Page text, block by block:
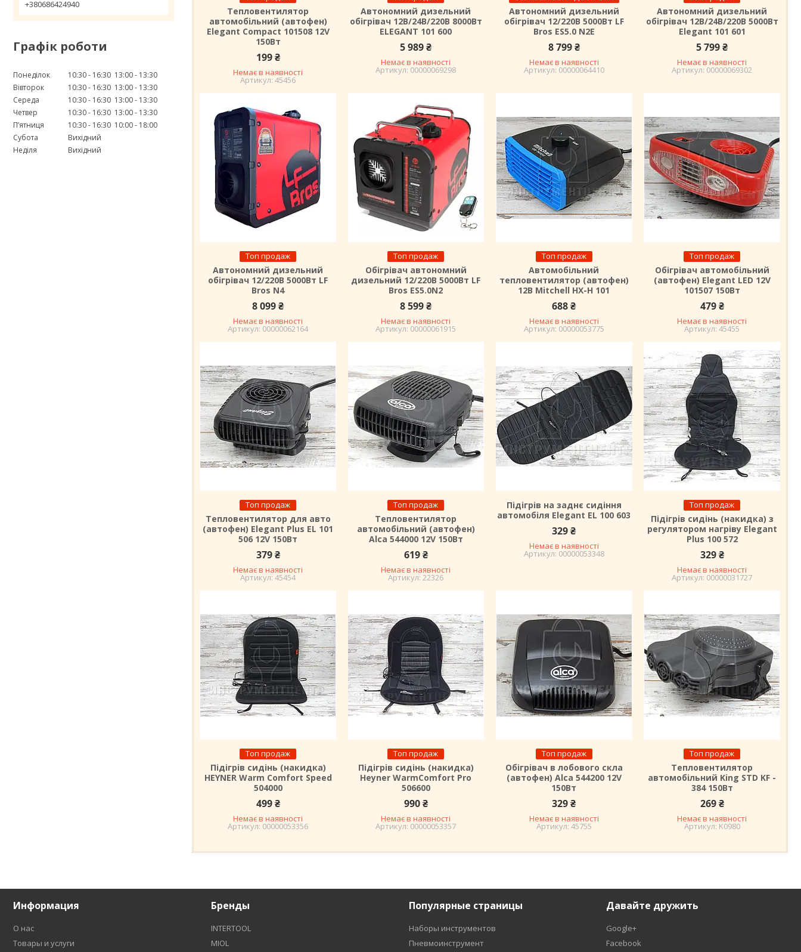
+380686424940
Графік роботи
Понеділок 10:30 16:30 13:00
13:30
Вівторок
10:30 16:30 13:00
13:30
Середа
10:30 16:30 13:00
13:30
Четвер
10:30 16:30 13:00
13:30
Пʼятниця
10:30 16:30 10:00
18:00
Субота
Вихідний
Неділя
Вихідний
Тепловентилятор
автомобільний (автофен)
Elegant Compact 101508 12V
150Вт
199 ₴
Немає в наявності
45456
Автономний дизельний
обігрівач 12В/24В/220В 8000Вт
ELEGANT 101 600
5 989 ₴
Немає в наявності
00000069298
Автономний дизельний
обігрівач 12/220В 5000Вт LF
Bros ES5.0 N2E
8 799 ₴
Немає в наявності
00000064410
Автономний дизельний
обігрівач 12В/24В/220В 5000Вт
Elegant 101 601
5 799 ₴
Немає в наявності
00000069302
Топ продаж
Автономний дизельний
обігрівач 12/220B 5000Вт LF
Bros N4
8 099 ₴
Немає в наявності
00000062164
Топ продаж
Обігрівач автономний
дизельний 12/220В 5000Вт LF
Bros ES5.0N2
8 599 ₴
Немає в наявності
00000061915
Топ продаж
Автомобільний
тепловентилятор (автофен)
12В Mitchell HX-H 101
688 ₴
Немає в наявності
00000053775
Топ продаж
Обігрівач автомобільний
(автофен) Elegant LED 12V
101507 150Вт
479 ₴
Немає в наявності
45455
Топ продаж
Тепловентилятор для авто
(автофен) Elegant Plus EL 101
506 12V 150Вт
379 ₴
Немає в наявності
45454
Топ продаж
Тепловентилятор
автомобільний (автофен)
Alca 544000 12V 150Вт
619 ₴
Немає в наявності
22326
Підігрів на заднє сидіння
автомобіля Elegant EL 100 603
329 ₴
Немає в наявності
00000053348
Топ продаж
Підігрів сидінь (накидка) з
регулятором нагріву Elegant
Plus 100 572
329 ₴
Немає в наявності
00000031727
Топ продаж
Підігрів сидінь (накидка)
HEYNER Warm Comfort Speed
504000
499 ₴
Немає в наявності
00000053356
Топ продаж
Підігрів сидінь (накидка)
Heyner WarmComfort Pro
506600
990 ₴
Немає в наявності
00000053357
Топ продаж
Обігрівач в лобового скла
(автофен) Alca 544200 12V
150Вт
329 ₴
Немає в наявності
45755
Топ продаж
Тепловентилятор
автомобільний King STD KF -
384 150Вт
269 ₴
Немає в наявності
K0980
Информация
О нас
Товары и услуги
Бренды
INTERTOOL
MIOL
Популярные страницы
Наборы инструментов
Пневмоинструмент
Давайте дружить
Google+
Facebook